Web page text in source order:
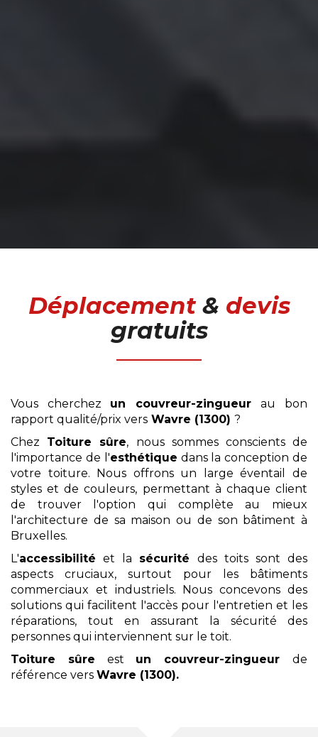
Déplacement& devis
gratuits
Vous cherchez un couvreur-zingueur
au bon
rapport qualité/prix vers Wavre (1300) ?
Chez Toiture sûre, nous sommes conscients de
l'importance de l'esthétique dans la conception de
votre toiture. Nous offrons un large éventail de
styles et de couleurs, permettant à chaque client
de trouver l'option qui complète au mieux
l'architecture de sa maison ou de son bâtiment à
Bruxelles.
L'accessibilité et la sécurité des toits sont des
aspects cruciaux, surtout pour les bâtiments
commerciaux et industriels. Nous concevons des
solutions qui facilitent l'accès pour l'entretien et les
réparations, tout en assurant la sécurité des
personnes qui interviennent sur le toit.
Toiture sûre est un couvreur-zingueur
de
référence vers Wavre (1300).